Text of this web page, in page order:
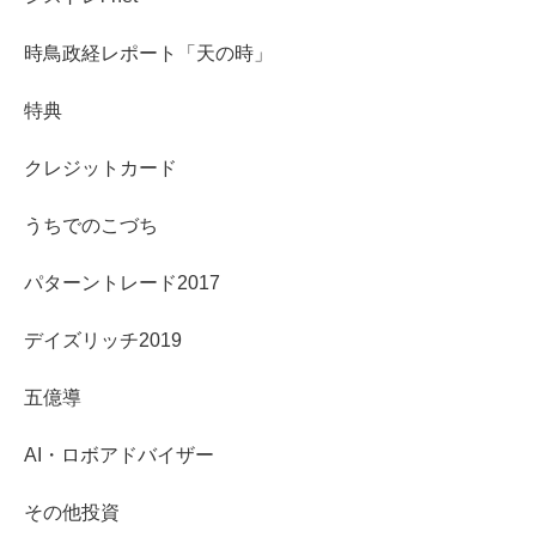
時鳥政経レポート「天の時」
特典
クレジットカード
うちでのこづち
パターントレード2017
デイズリッチ2019
五億導
AI・ロボアドバイザー
その他投資